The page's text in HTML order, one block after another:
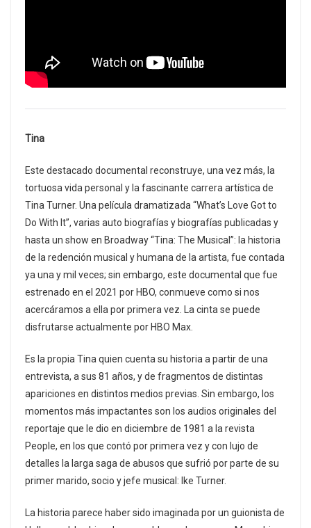
Tina
Este destacado documental reconstruye, una vez más, la
tortuosa vida personal y la fascinante carrera artística de
Tina Turner. Una película dramatizada “What’s Love Got to
Do With It”, varias auto biografías y biografías publicadas y
hasta un show en Broadway “Tina: The Musical”: la historia
de la redención musical y humana de la artista, fue contada
ya una y mil veces; sin embargo, este documental que fue
estrenado en el 2021 por HBO, conmueve como si nos
acercáramos a ella por primera vez. La cinta se puede
disfrutarse actualmente por HBO Max.
Es la propia Tina quien cuenta su historia a partir de una
entrevista, a sus 81 años, y de fragmentos de distintas
apariciones en distintos medios previas. Sin embargo, los
momentos más impactantes son los audios originales del
reportaje que le dio en diciembre de 1981 a la revista
People, en los que contó por primera vez y con lujo de
detalles la larga saga de abusos que sufrió por parte de su
primer marido, socio y jefe musical: Ike Turner.
La historia parece haber sido imaginada por un guionista de